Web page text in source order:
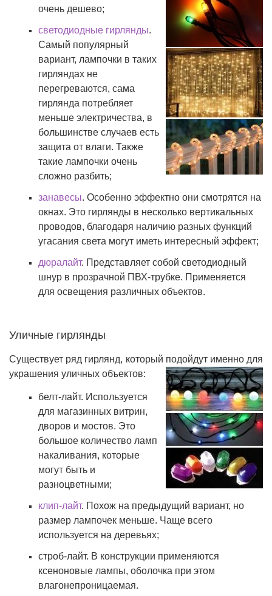
очень дешево;
светодиодные гирлянды.
Самый популярный
вариант, лампочки в таких
гирляндах не
перегреваются, сама
гирлянда потребляет
меньше электричества, в
большинстве случаев есть
защита от влаги. Также
такие лампочки очень
сложно разбить;
занавесы. Особенно эффектно они смотрятся на
окнах. Это гирлянды в несколько вертикальных
проводов, благодаря наличию разных функций
угасания света могут иметь интересный эффект;
дюралайт. Представляет собой светодиодный
шнур в прозрачной ПВХ-трубке. Применяется
для освещения различных объектов.
Уличные гирлянды
Существует ряд гирлянд, который подойдут именно для
украшения уличных объектов:
белт-лайт. Используется
для магазинных витрин,
дворов и мостов. Это
большое количество ламп
накаливания, которые
могут быть и
разноцветными;
клип-лайт. Похож на предыдущий вариант, но
размер лампочек меньше. Чаще всего
используется на деревьях;
строб-лайт. В конструкции применяются
ксеноновые лампы, оболочка при этом
влагонепроницаемая.